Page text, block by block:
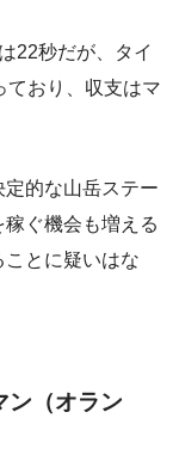
22秒だが、タイ
ており、収支はマ
的な山岳ステー
ぐ機会も増える
とに疑いはな
ン（オラン